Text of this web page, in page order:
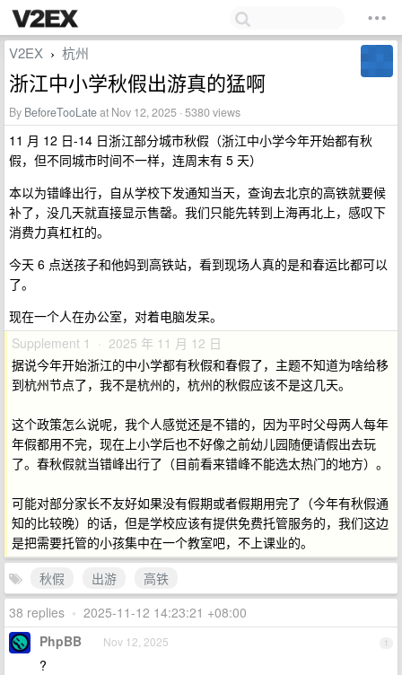
V2EX › 杭州
浙江中小学秋假出游真的猛啊
By BeforeTooLateat Nov 12, 2025 · 5380 views
11 月 12 日-14 日浙江部分城市秋假（浙江中小学今年开始都有秋
假，但不同城市时间不一样，连周末有 5 天）
本以为错峰出行，自从学校下发通知当天，查询去北京的高铁就要候
补了，没几天就直接显示售罄。我们只能先转到上海再北上，感叹下
消费力真杠杠的。
今天 6 点送孩子和他妈到高铁站，看到现场人真的是和春运比都可以
了。
现在一个人在办公室，对着电脑发呆。
Supplement 1 · 2025 年 11 月 12 日
据说今年开始浙江的中小学都有秋假和春假了，主题不知道为啥给移
到杭州节点了，我不是杭州的，杭州的秋假应该不是这几天。
这个政策怎么说呢，我个人感觉还是不错的，因为平时父母两人每年
年假都用不完，现在上小学后也不好像之前幼儿园随便请假出去玩
了。春秋假就当错峰出行了（目前看来错峰不能选太热门的地方）。
可能对部分家长不友好如果没有假期或者假期用完了（今年有秋假通
知的比较晚）的话，但是学校应该有提供免费托管服务的，我们这边
是把需要托管的小孩集中在一个教室吧，不上课业的。
秋假
出游
高铁
38 replies • 2025-11-12 14:23:21 +08:00
1
PhpBB Nov 12, 2025
?